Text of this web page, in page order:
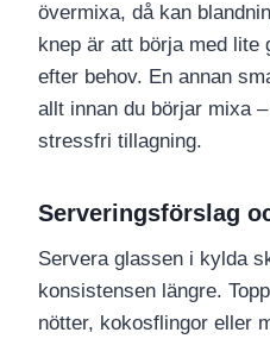
övermixa, då kan
knep är att börja med lite
efter behov. En annan
allt innan du börjar mixa
stressfri tillagning.
Serveringsförslag
Servera glassen i kylda
konsistensen längre.
nötter, kokosflingor eller